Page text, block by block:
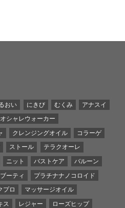
おい にきび むくみ
アナスイ
オシャレウォーカー
クレンジングオイル
コラーゲ
ストール
テラクオーレ
ニット バストケア
バルーン
ブーティ
プラチナナノコロイド
プロ
マッサージオイル
ス レジャー
ローズヒップ